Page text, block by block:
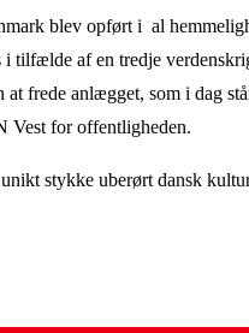
blev opført i al
i tilfælde af en tredje
at frede anlægget, som i dag
Vest for offentligheden.
stykke uberørt dansk